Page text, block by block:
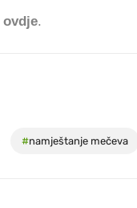
ovdje.
#namještanje mečeva